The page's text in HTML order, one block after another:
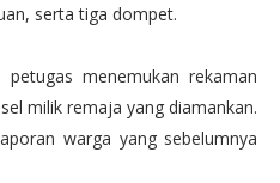
serta tiga dompet.
menemukan rekaman
milik remaja yang diamankan.
warga yang sebelumnya